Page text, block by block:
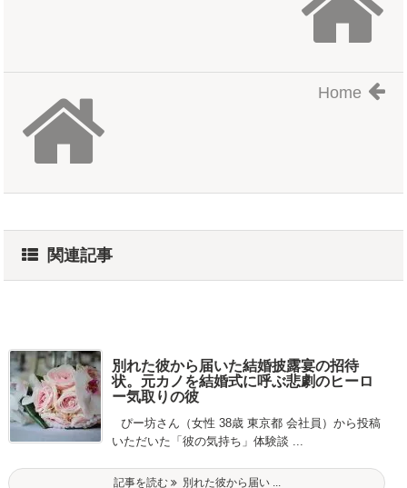
Home
関連記事
別れた彼から届いた結婚披露宴の招待
状。元カノを結婚式に呼ぶ悲劇のヒーロ
ー気取りの彼
ぴー坊さん（女性 38歳 東京都 会社員）から投稿
いただいた「彼の気持ち」体験談 ...
記事を読む 別れた彼から届い ...